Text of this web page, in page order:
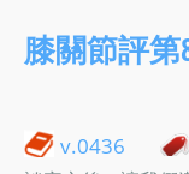
膝關節評
v.0436